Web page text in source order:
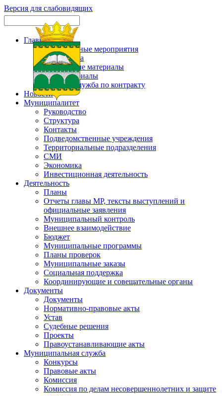
Версия для слабовидящих
Главная
Официальные мероприятия
Карта сайта
Актуальные материалы
Фотоматериалы
Военная служба по контракту
Новости
Муниципалитет
Руководство
Структура
Контакты
Подведомственные учреждения
Территориальные подразделения
СМИ
Экономика
Инвестиционная деятельность
Деятельность
Планы
Отчеты главы МР, тексты выступлений и
официальные заявления
Муниципальный контроль
Внешнее взаимодействие
Бюджет
Муниципальные программы
Планы проверок
Муниципальные заказы
Социальная поддержка
Координирующие и совещательные органы
Документы
Документы
Нормативно-правовые акты
Устав
Судебные решения
Проекты
Правоустанавливающие акты
Муниципальная служба
Конкурсы
Правовые акты
Комиссия
Комиссия по делам несовершеннолетних и защите